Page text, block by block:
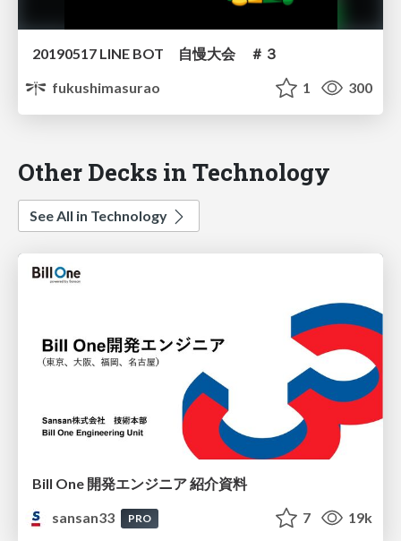
20190517 LINE BOT 自慢大会 ＃３
fukushimasurao
1 300
Other Decks in Technology
See All in Technology
Bill One 開発エンジニア 紹介資料
sansan33
PRO 7 19k